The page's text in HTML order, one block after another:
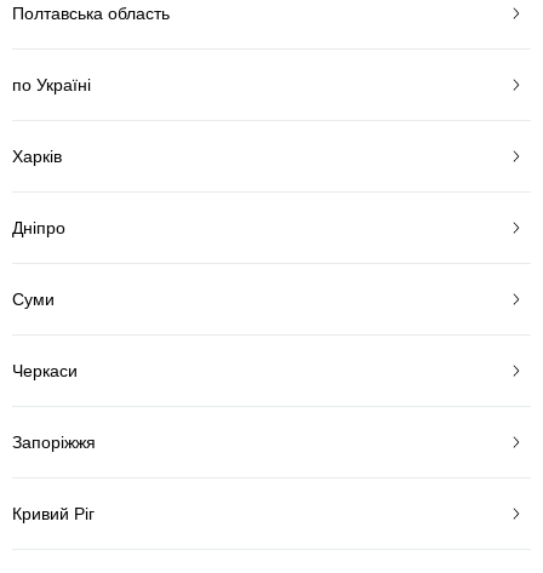
Полтавська область
по Україні
Харків
Дніпро
Суми
Черкаси
Запоріжжя
Кривий Ріг